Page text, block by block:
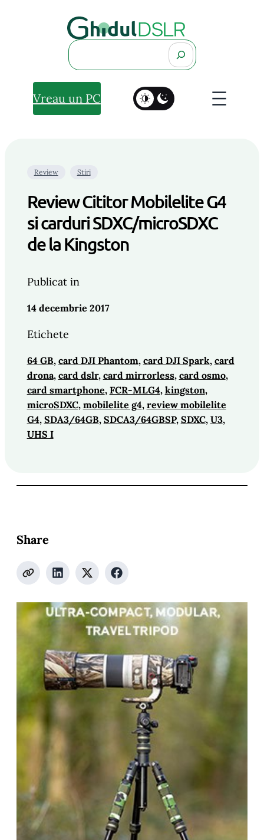
Search
Vreau un PC
Review Stiri
Review Cititor Mobilelite G4
si carduri SDXC/microSDXC
de la Kingston
Publicat in
14 decembrie 2017
Etichete
64 GB, card DJI Phantom, card DJI Spark, card
drona, card dslr, card mirrorless, card osmo ,
card smartphone, FCR-MLG4, kingston ,
microSDXC, mobilelite g4, review mobilelite
G4, SDA3/64GB, SDCA3/64GBSP, SDXC, U3 ,
UHS I
Share